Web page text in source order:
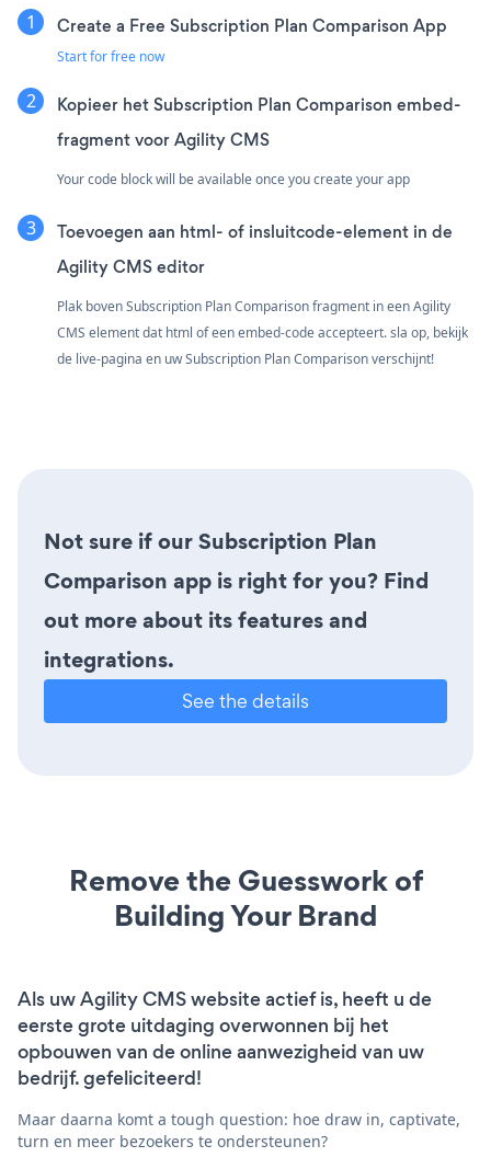
Create a Free Subscription Plan Comparison App
Start for free now
Kopieer het Subscription Plan Comparison embed-
fragment voor Agility CMS
Your code block will be available once you create your app
Toevoegen aan html- of insluitcode-element in de
Agility CMS editor
Plak boven Subscription Plan Comparison fragment in een Agility
CMS element dat html of een embed-code accepteert. sla op, bekijk
de live-pagina en uw Subscription Plan Comparison verschijnt!
Not sure if our Subscription Plan
Comparison app is right for you? Find
out more about its features and
integrations.
See the details
Remove the Guesswork of
Building Your Brand
Als uw Agility CMS website actief is, heeft u de
eerste grote uitdaging overwonnen bij het
opbouwen van de online aanwezigheid van uw
bedrijf. gefeliciteerd!
Maar daarna komt a tough question: hoe draw in, captivate,
turn en meer bezoekers te ondersteunen?